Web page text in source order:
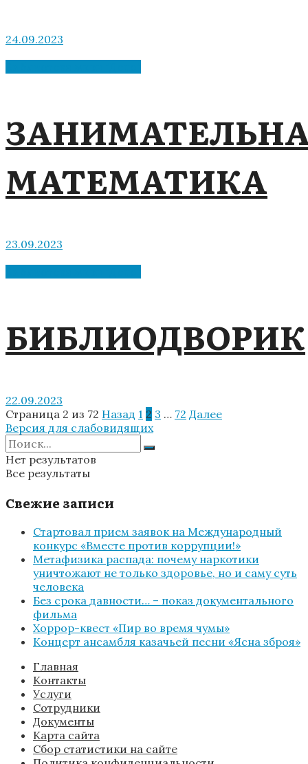
24.09.2023
МАТЕМАТИКА
23.09.2023
БИБЛИОДВОРИК
22.09.2023
Страница 2 из 72 Назад 1 2 3 … 72 Далее
Версия для слабовидящих
Нет результатов
Все результаты
Свежие записи
Стартовал прием заявок на Международный
конкурс «Вместе против коррупции!»
Метафизика распада: почему наркотики
уничтожают не только здоровье, но и саму суть
человека
Без срока давности… – показ документального
фильма
Хоррор-квест «Пир во время чумы»
Концерт ансамбля казачьей песни «Ясна зброя»
Главная
Контакты
Услуги
Сотрудники
Документы
Карта сайта
Сбор статистики на сайте